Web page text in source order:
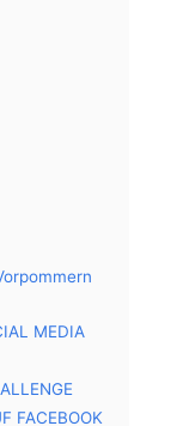
MEDIA
FACEBOOK